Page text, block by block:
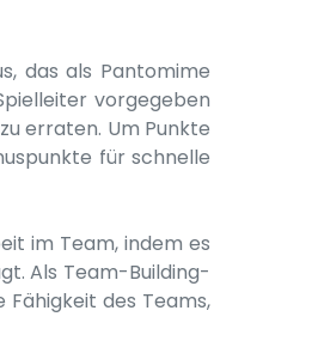
das als Pantomime
vorgegeben
erraten. Um Punkte
für schnelle
im Team, indem es
Als Team-Building-
des Teams,